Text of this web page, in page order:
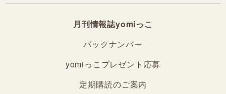
月刊情報誌yomiっこ
バックナンバー
yomiっこプレゼント応募
定期購読のご案内